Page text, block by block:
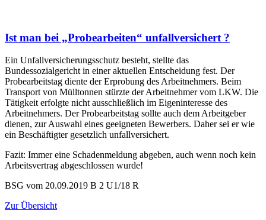
Ist man bei „Probearbeiten“ unfallversichert ?
Ein Unfallversicherungsschutz besteht, stellte das
Bundessozialgericht in einer aktuellen Entscheidung fest. Der
Probearbeitstag diente der Erprobung des Arbeitnehmers. Beim
Transport von Mülltonnen stürzte der Arbeitnehmer vom LKW. Die
Tätigkeit erfolgte nicht ausschließlich im Eigeninteresse des
Arbeitnehmers. Der Probearbeitstag sollte auch dem Arbeitgeber
dienen, zur Auswahl eines geeigneten Bewerbers. Daher sei er wie
ein Beschäftigter gesetzlich unfallversichert.
Fazit: Immer eine Schadenmeldung abgeben, auch wenn noch kein
Arbeitsvertrag abgeschlossen wurde!
BSG vom 20.09.2019 B 2 U1/18 R
Zur Übersicht